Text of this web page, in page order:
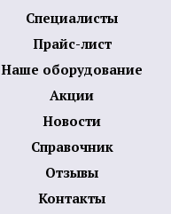
Специалисты
Прайс-лист
Наше оборудование
Акции
Новости
Справочник
Отзывы
Контакты